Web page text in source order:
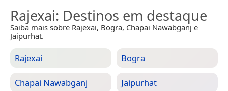
Rajexai: Destinos em destaque
Saiba mais sobre Rajexai, Bogra, Chapai Nawabganj e
Jaipurhat.
Rajexai Bogra
Chapai Nawabganj Jaipurhat